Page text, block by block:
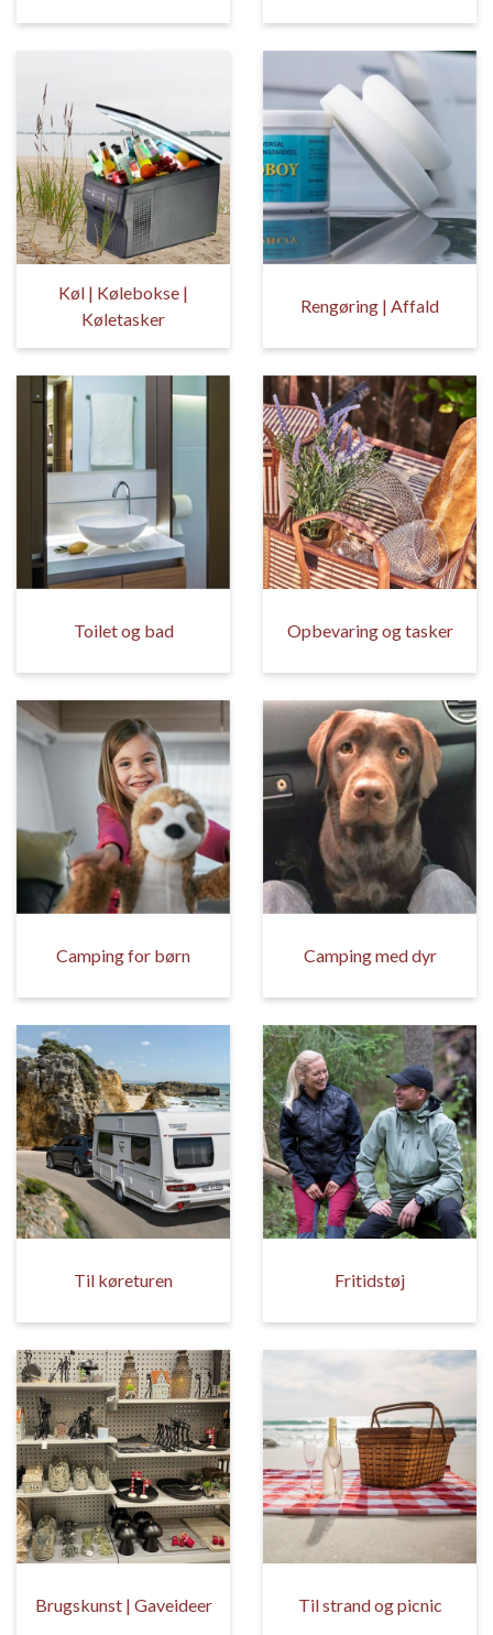
Køl | Kølebokse |
Køletasker
Rengøring | Affald
Toilet og bad Opbevaring og tasker
Camping for børn Camping med dyr
Til køreturen Fritidstøj
Brugskunst | Gaveideer Til strand og picnic